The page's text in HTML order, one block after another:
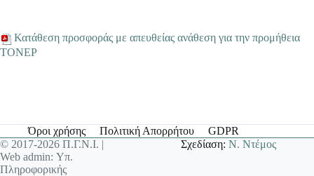
Κατάθεση προσφοράς με απευθείας ανάθεση για την προμήθεια
ΤΟΝΕΡ
Όροι χρήσης Πολιτική Απορρήτου
GDPR
© 2017-2026 Π.Γ.Ν.Ι. |
Web admin: Υπ.
Πληροφορικής
Σχεδίαση:Ν. Ντέμος